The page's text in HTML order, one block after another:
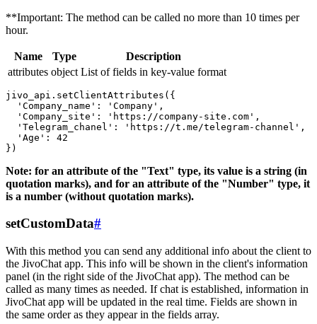
**Important: The method can be called no more than 10 times per
hour.
Name Type
Description
attributes object List of fields in key-value format
jivo_api.setClientAttributes({
  'Company_name': 'Company',
  'Company_site': 'https://company-site.com',
  'Telegram_chanel': 'https://t.me/telegram-channel',
  'Age': 42
Note: for an attribute of the "Text" type, its value is a string (in
quotation marks), and for an attribute of the "Number" type, it
is a number (without quotation marks).
setCustomData#
With this method you can send any additional info about the client to
the JivoChat app. This info will be shown in the client's information
panel (in the right side of the JivoChat app). The method can be
called as many times as needed. If chat is established, information in
JivoChat app will be updated in the real time. Fields are shown in
the same order as they appear in the fields array.